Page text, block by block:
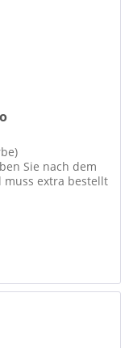
Sie nach dem
muss extra bestellt